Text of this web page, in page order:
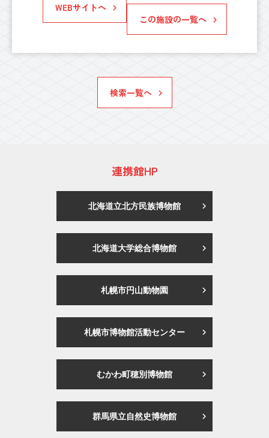
WEBサイトへ
この施設の一覧へ
検索一覧へ
連携館HP
北海道立北方民族博物館
北海道大学総合博物館
札幌市円山動物園
札幌市博物館活動センター
むかわ町穂別博物館
群馬県立自然史博物館